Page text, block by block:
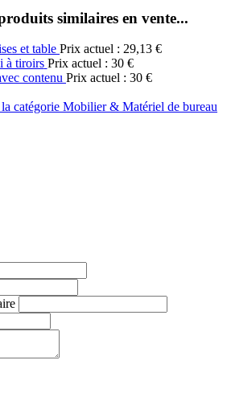
similaires en vente...
Prix actuel : 29,13 €
Prix actuel : 30 €
Prix actuel : 30 €
catégorie Mobilier & Matériel de bureau